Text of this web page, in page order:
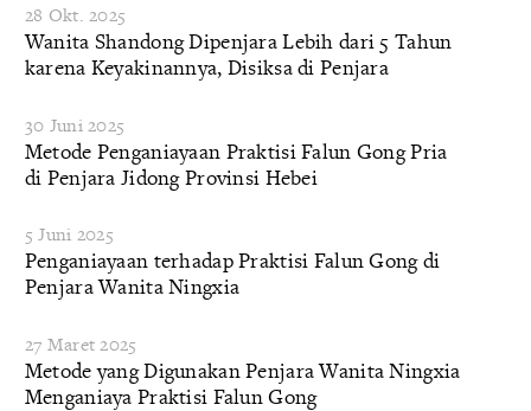
28 Okt. 2025
Wanita Shandong Dipenjara Lebih dari 5 Tahun
karena Keyakinannya, Disiksa di Penjara
30 Juni 2025
Metode Penganiayaan Praktisi Falun Gong Pria
di Penjara Jidong Provinsi Hebei
5 Juni 2025
Penganiayaan terhadap Praktisi Falun Gong di
Penjara Wanita Ningxia
27 Maret 2025
Metode yang Digunakan Penjara Wanita Ningxia
Menganiaya Praktisi Falun Gong